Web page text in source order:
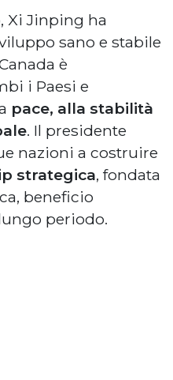
Xi Jinping ha
sano e stabile
è
i Paesi e
pace, alla stabilità
. Il presidente
nazioni a costruire
strategica, fondata
beneficio
periodo.